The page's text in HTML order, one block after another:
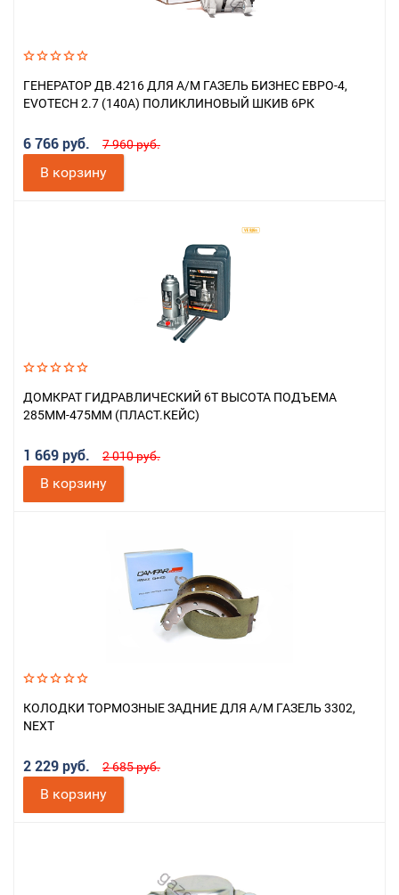
ГЕНЕРАТОР ДВ.4216 ДЛЯ А/М ГАЗЕЛЬ БИЗНЕС ЕВРО-4,
EVOTECH 2.7 (140А) ПОЛИКЛИНОВЫЙ ШКИВ 6РК
6 766 руб. 7 960 руб.
В корзину
ДОМКРАТ ГИДРАВЛИЧЕСКИЙ 6Т ВЫСОТА ПОДЪЕМА
285ММ-475ММ (ПЛАСТ.КЕЙС)
1 669 руб. 2 010 руб.
В корзину
КОЛОДКИ ТОРМОЗНЫЕ ЗАДНИЕ ДЛЯ А/М ГАЗЕЛЬ 3302,
NEXT
2 229 руб. 2 685 руб.
В корзину